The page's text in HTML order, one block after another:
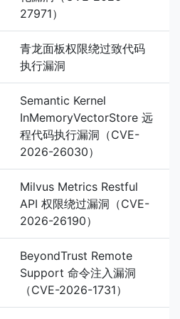
27971）
青龙面板权限绕过致代码
执行漏洞
Semantic Kernel
InMemoryVectorStore 远
程代码执行漏洞（CVE-
2026-26030）
Milvus Metrics Restful
API 权限绕过漏洞（CVE-
2026-26190）
BeyondTrust Remote
Support 命令注入漏洞
（CVE-2026-1731）